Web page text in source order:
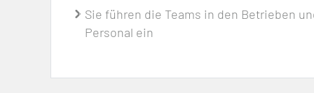
Sie führen die Teams in den Betrieben
Personal ein